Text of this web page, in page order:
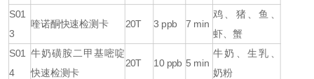
S01
3
喹诺酮快速检测卡 20T 3 ppb 7 min
鸡、猪、鱼、
虾、蟹
S01
4
牛奶磺胺二甲基嘧啶
快速检测卡
20T 10 ppb 5 min
牛奶、生乳、
奶粉